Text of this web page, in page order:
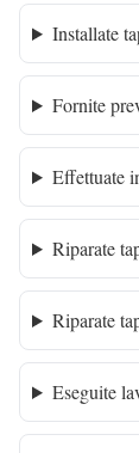
Installate
Fornite
Effettuate
Riparate
Riparate
Eseguite